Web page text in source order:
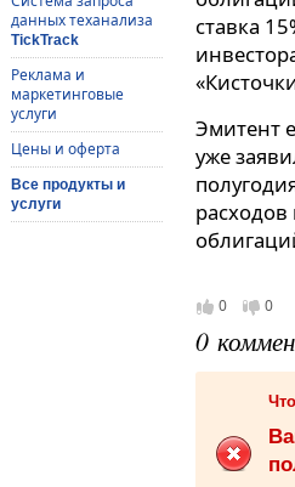
данных теханализа
TickTrack
Реклама и
маркетинговые
услуги
Цены и оферта
Все продукты и
услуги
ставка
Эмитент
уже
0 0
0